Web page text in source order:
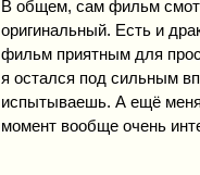
В общем, сам фильм
оригинальный. Есть и
фильм приятным для
я остался под сильным
испытываешь. А ещё
момент вообще очень